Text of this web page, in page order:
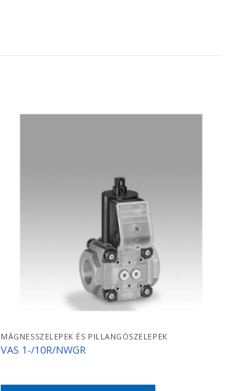
MÁGNESSZELEPEK ÉS PILLANGÓSZELEPEK
VAS 1-/10R/NWGR